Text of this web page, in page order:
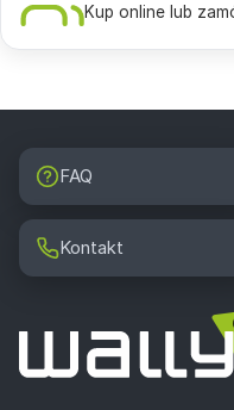
Kup online lub
FAQ
Kontakt